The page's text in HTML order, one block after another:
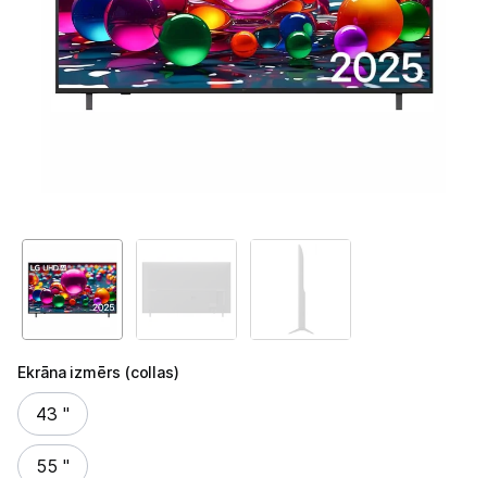
Televizoru stiprinājumi
TV rāmji
Pārsprieguma aizsargi
TV statīvi
Tet Virszemes televīzija
TV iekārtas
Ekrāna izmērs (collas)
Ekrāna izmērs (collas)
43 "
55 "